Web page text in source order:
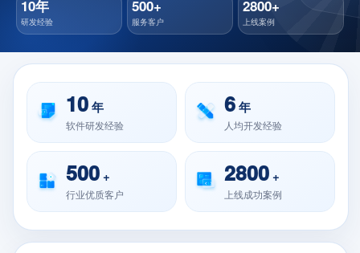
10年
研发经验
500+
服务客户
2800+
上线案例
10年
软件研发经验
6年
人均开发经验
500+
行业优质客户
2800+
上线成功案例